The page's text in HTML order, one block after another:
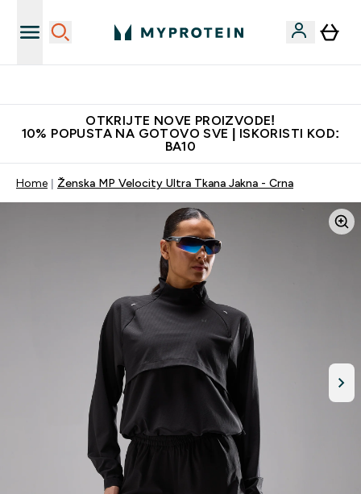
OTKRIJTE NOVE PROIZVODE!
10% POPUSTA NA GOTOVO SVE | ISKORISTI KOD:
BA10
Home Ženska MP Velocity Ultra Tkana Jakna - Crna